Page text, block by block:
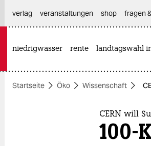
themen
verlag
veranstaltungen shop fragen
niedrigwasser rente landtagswahl
Startseite Öko Wissenschaft
CERN will
100-